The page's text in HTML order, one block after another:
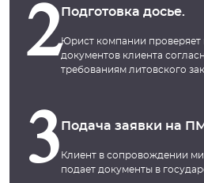
2Подготовка досье.
Юрист компании проверяет
документов клиента
требованиям литовского
3 Подача заявки на
Клиент в сопровождении
подает документы в